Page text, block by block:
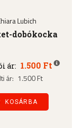
Lubich
dobókocka
ár: 1.500 Ft
ár: 1.500 Ft
KOSÁRBA